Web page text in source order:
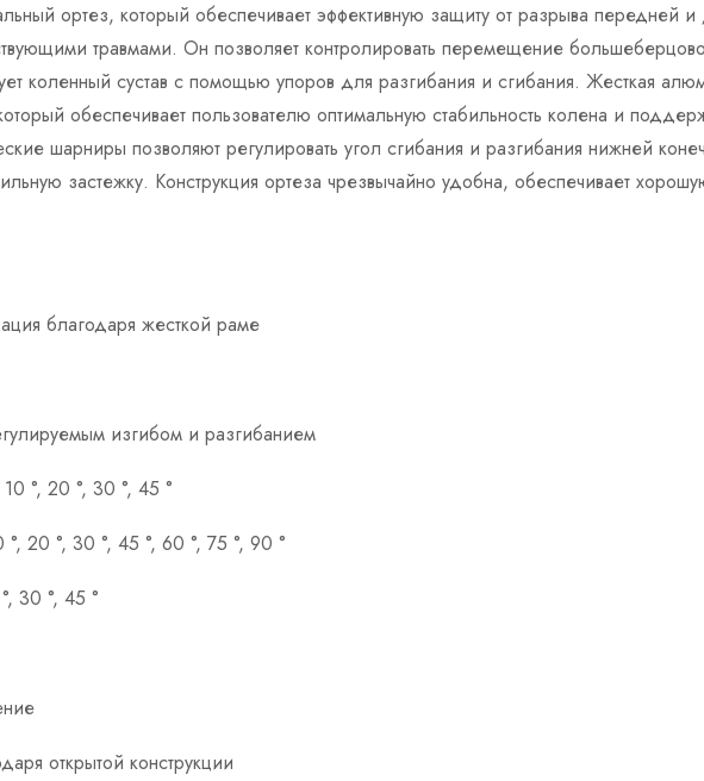
ортез, который обеспечивает эффективную защиту от разрыва передней
травмами. Он позволяет контролировать перемещение
коленный сустав с помощью упоров для разгибания и сгибания. Жесткая
обеспечивает пользователю оптимальную стабильность колена и
шарниры позволяют регулировать угол сгибания и разгибания нижней
застежку. Конструкция ортеза чрезвычайно удобна, обеспечивает
благодаря жесткой раме
изгибом и разгибанием
°, 20 °, 30 °, 45 °
20 °, 30 °, 45 °, 60 °, 75 °, 90 °
30 °, 45 °
открытой конструкции